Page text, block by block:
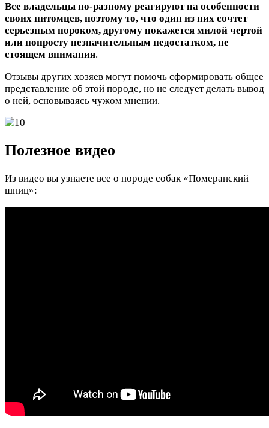
Все владельцы по-разному реагируют на особенности
своих питомцев, поэтому то, что один из них сочтет
серьезным пороком, другому покажется милой чертой
или попросту незначительным недостатком, не
стоящем внимания.
Отзывы других хозяев могут помочь сформировать общее
представление об этой породе, но не следует делать вывод
о ней, основываясь чужом мнении.
Полезное видео
Из видео вы узнаете все о породе собак «Померанский
шпиц»: